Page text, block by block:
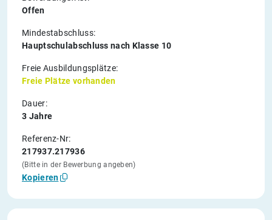
Offen
Mindestabschluss:
Hauptschulabschluss nach Klasse 10
Freie Ausbildungsplätze:
Freie Plätze vorhanden
Dauer:
3 Jahre
Referenz-Nr:
217937.217936
(Bitte in der Bewerbung angeben)
Kopieren